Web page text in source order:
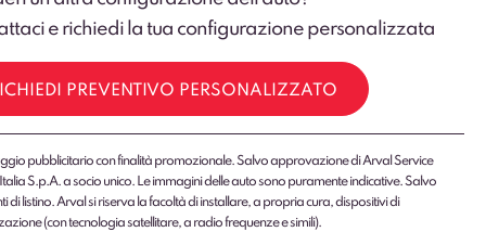
e richiedi la tua configurazione personalizzata
PREVENTIVO PERSONALIZZATO
pubblicitario con finalità promozionale. Salvo approvazione di Arval Service
S.p.A. a socio unico. Le immagini delle auto sono puramente indicative. Salvo
di listino. Arval si riserva la facoltà di installare, a propria cura, dispositivi di
(con tecnologia satellitare, a radio frequenze e simili).